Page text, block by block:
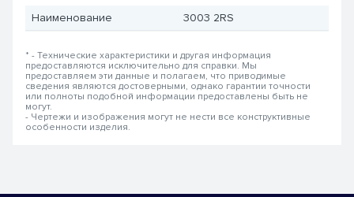
Наименование
3003 2RS
* - Технические характеристики и другая информация
предоставляются исключительно для справки. Мы
предоставляем эти данные и полагаем, что приводимые
сведения являются достоверными, однако гарантии точности
или полноты подобной информации предоставлены быть не
могут.
- Чертежи и изображения могут не нести все конструктивные
особенности изделия.